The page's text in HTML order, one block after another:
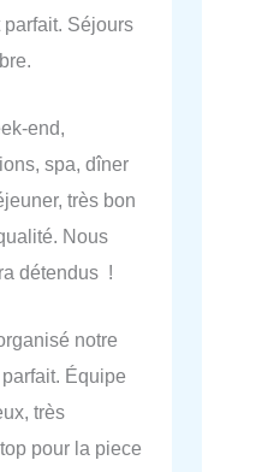
Séjours
end,
spa, dîner
très bon
Nous
détendus !
notre
Équipe
très
pour la piece